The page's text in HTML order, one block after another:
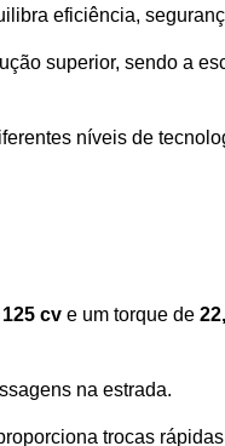
eficiência,
superior, sendo a
níveis de
125 cv e um torque de
na estrada.
trocas